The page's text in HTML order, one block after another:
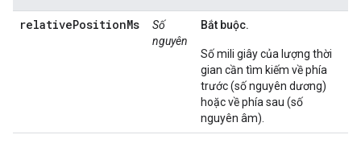
relativePositionMs
Số
nguyên
Bắt buộc.
Số mili giây của lượng thời
gian cần tìm kiếm về phía
trước (số nguyên dương)
hoặc về phía sau (số
nguyên âm).